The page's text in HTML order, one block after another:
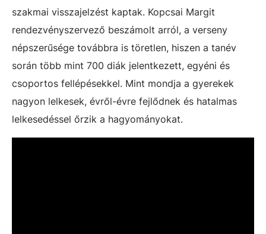
szakmai visszajelzést kaptak. Kopcsai Margit
rendezvényszervező beszámolt arról, a verseny
népszerűsége továbbra is töretlen, hiszen a tanév
során több mint 700 diák jelentkezett, egyéni és
csoportos fellépésekkel. Mint mondja a gyerekek
nagyon lelkesek, évről-évre fejlődnek és hatalmas
lelkesedéssel őrzik a hagyományokat.